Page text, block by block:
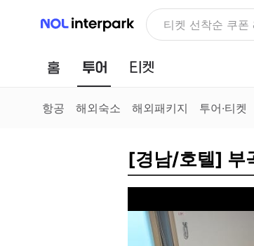
NOL 인터파크 NOLDAY, 최대
홈 투어
항공 해외숙소 해외패키지 투어·티켓
[경남/호텔] 부